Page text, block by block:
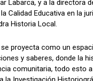
Labarca, y a la directora
Calidad Educativa en la
Historia Local.
proyecta como un
y saberes, donde la
comunitaria, todo esto